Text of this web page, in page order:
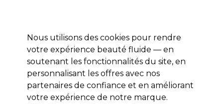
Se connecter
Marques Bons plans Coiffure Electro et Matériel
Livraison et délais
lire la suite
Nous utilisons des cookies pour rendre
votre expérience beauté fluide — en
soutenant les fonctionnalités du site, en
personnalisant les offres avec nos
partenaires de confiance et en améliorant
votre expérience de notre marque.